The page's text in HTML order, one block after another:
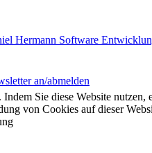
an/abmelden
Sie diese Website
von Cookies auf dieser